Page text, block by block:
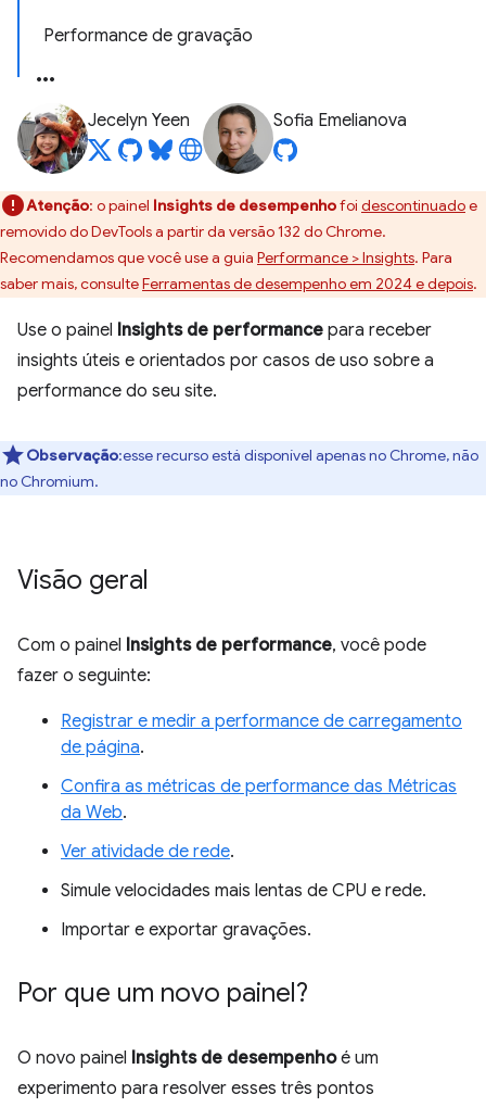
Performance de gravação
Jecelyn Yeen Sofia Emelianova
Atenção: o painel Insights de desempenhofoi descontinuadoe
removido do DevTools a partir da versão 132 do Chrome.
Recomendamos que você use a guia Performance > Insights. Para
saber mais, consulteFerramentas de desempenho em 2024 e depois.
Use o painel Insights de performance para receber
insights úteis e orientados por casos de uso sobre a
performance do seu site.
Observação:esse recurso está disponível apenas no Chrome, não
no Chromium.
Visão geral
Com o painel Insights de performance, você pode
fazer o seguinte:
Registrar e medir a performance de carregamento
de página.
Confira as métricas de performance das Métricas
da Web.
Ver atividade de rede.
Simule velocidades mais lentas de CPU e rede.
Importar e exportar gravações.
Por que um novo painel?
O novo painel Insights de desempenhoé um
experimento para resolver esses três pontos